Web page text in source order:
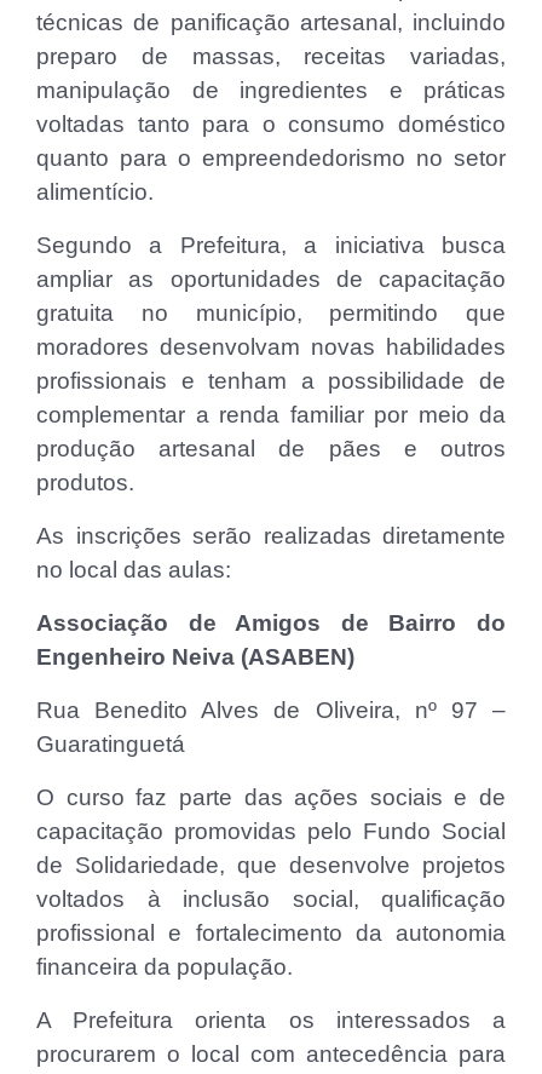
técnicas de panificação artesanal, incluindo
preparo de massas, receitas variadas,
manipulação de ingredientes e práticas
voltadas tanto para o consumo doméstico
quanto para o empreendedorismo no setor
alimentício.
Segundo a Prefeitura, a iniciativa busca
ampliar as oportunidades de capacitação
gratuita no município, permitindo que
moradores desenvolvam novas habilidades
profissionais e tenham a possibilidade de
complementar a renda familiar por meio da
produção artesanal de pães e outros
produtos.
As inscrições serão realizadas diretamente
no local das aulas:
Associação de Amigos de Bairro do
Engenheiro Neiva (ASABEN)
Rua Benedito Alves de Oliveira, nº 97 –
Guaratinguetá
O curso faz parte das ações sociais e de
capacitação promovidas pelo Fundo Social
de Solidariedade, que desenvolve projetos
voltados à inclusão social, qualificação
profissional e fortalecimento da autonomia
financeira da população.
A Prefeitura orienta os interessados a
procurarem o local com antecedência para